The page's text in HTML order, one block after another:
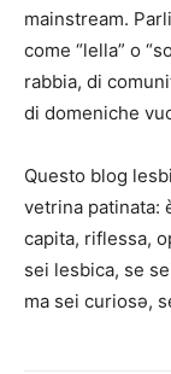
mainstream.
come “lella” o
rabbia, di
di domeniche
Questo blog
vetrina patinata:
capita, riflessa,
sei lesbica, se
ma sei curiosə,